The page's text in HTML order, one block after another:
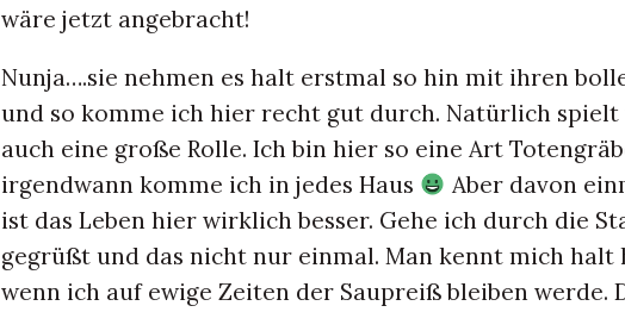
wäre jetzt angebracht!
Nunja….sie nehmen es halt erstmal so hin mit ihren
und so komme ich hier recht gut durch. Natürlich
auch eine große Rolle. Ich bin hier so eine Art
irgendwann komme ich in jedes Haus
Aber davon
ist das Leben hier wirklich besser. Gehe ich durch die
gegrüßt und das nicht nur einmal. Man kennt mich halt
wenn ich auf ewige Zeiten der Saupreiß bleiben werde.